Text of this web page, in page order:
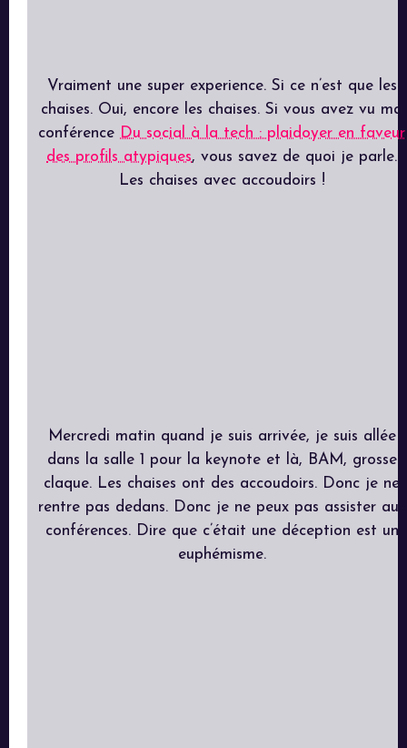
Vraiment une super experience. Si ce n’est que les
chaises. Oui, encore les chaises. Si vous avez vu ma
conférence Du social à la tech : plaidoyer en faveur
des profils atypiques, vous savez de quoi je parle.
Les chaises avec accoudoirs !
Mercredi matin quand je suis arrivée, je suis allée
dans la salle 1 pour la keynote et là, BAM, grosse
claque. Les chaises ont des accoudoirs. Donc je ne
rentre pas dedans. Donc je ne peux pas assister aux
conférences. Dire que c’était une déception est un
euphémisme.